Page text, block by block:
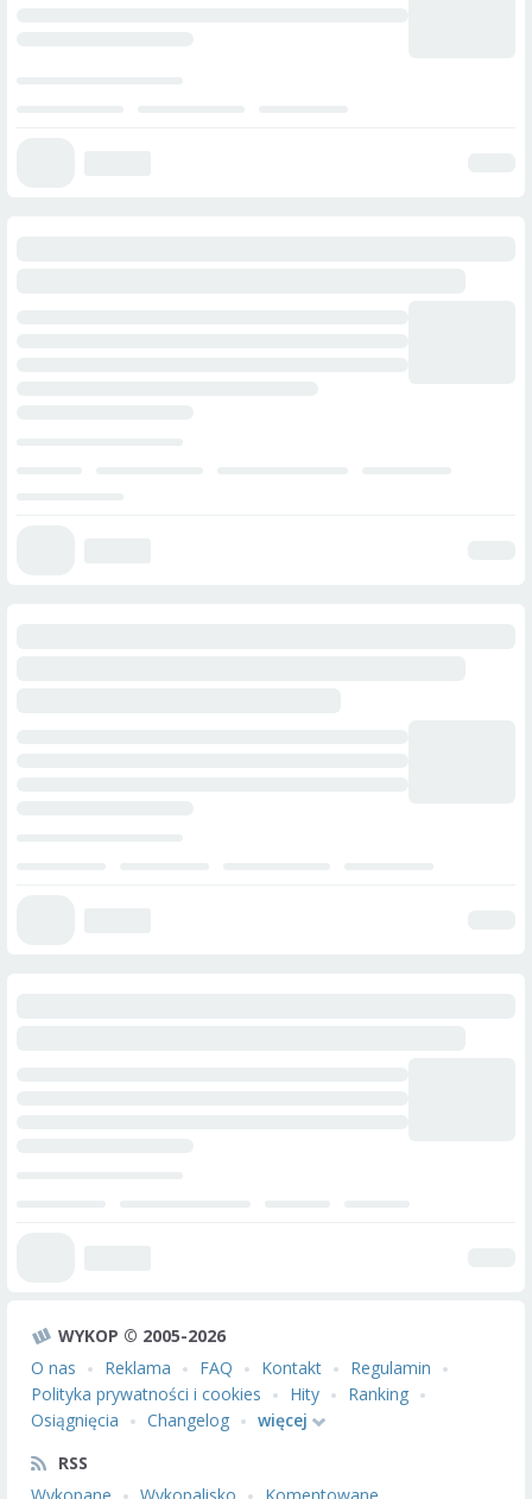
WYKOP © 2005-2026
O nas
Reklama FAQ Kontakt
Regulamin
Polityka prywatności i cookies
Hity
Ranking
Osiągnięcia
Changelog
więcej
RSS